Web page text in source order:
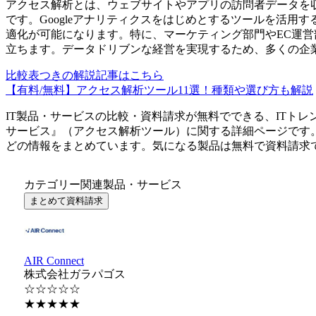
アクセス解析とは、ウェブサイトやアプリの訪問者データ
です。Googleアナリティクスをはじめとするツールを活用
適化が可能になります。特に、マーケティング部門やEC運
立ちます。データドリブンな経営を実現するため、多くの企
比較表つきの解説記事はこちら
【有料/無料】アクセス解析ツール11選！種類や選び方も解説
IT製品・サービスの比較・資料請求が無料でできる、ITトレ
サービス 』（アクセス解析ツール）に関する詳細ページで
どの情報をまとめています。気になる製品は無料で資料請求
カテゴリー関連製品・サービス
まとめて資料請求
AIR Connect
株式会社ガラパゴス
☆☆☆☆☆
★★★★★